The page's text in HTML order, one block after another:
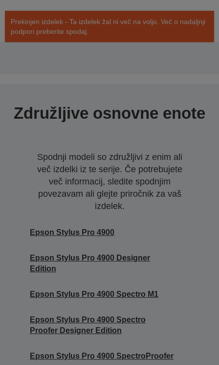
Prekinjen izdelek - Ta izdelek žal ni več na voljo. Več o nadaljnji
podpori preberite spodaj.
Združljive osnovne enote
Spodnji modeli so združljivi z enim ali
več izdelki iz te serije. Če potrebujete
več informacij, sledite spodnjim
povezavam ali glejte priročnik za vaš
izdelek.
Epson Stylus Pro 4900
Epson Stylus Pro 4900 Designer
Edition
Epson Stylus Pro 4900 Spectro M1
Epson Stylus Pro 4900 Spectro
Proofer Designer Edition
Epson Stylus Pro 4900 SpectroProofer